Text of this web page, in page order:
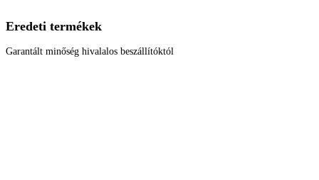
Eredeti termékek
Garantált minőség hivalalos beszállítóktól